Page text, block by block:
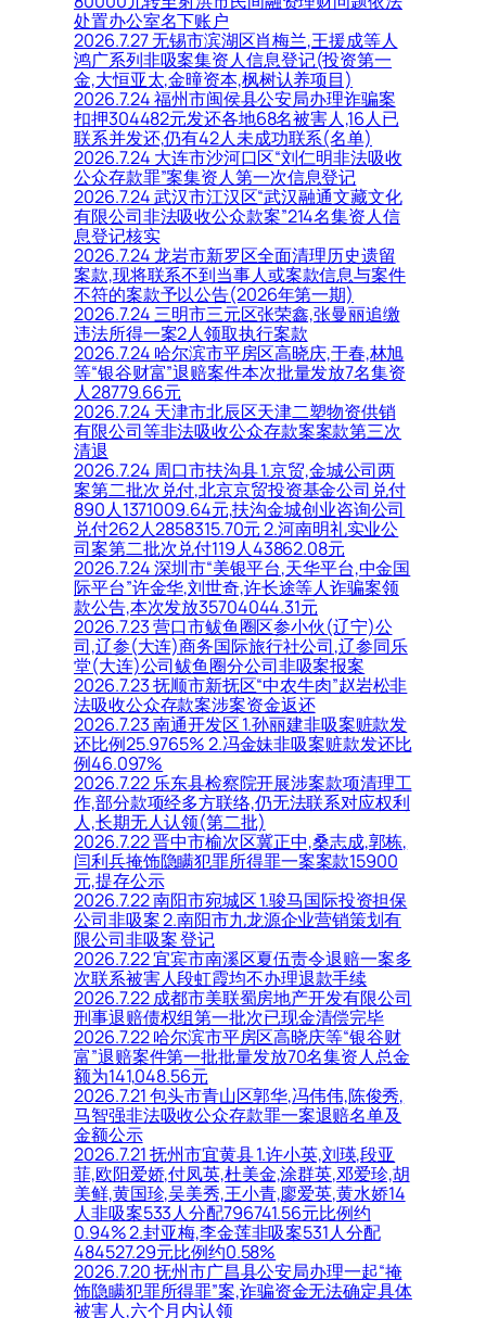
处置办公室名下账户
2026.7.27 无锡市滨湖区肖梅兰,王援成等人
鸿广系列非吸案集资人信息登记(投资第一
金,大恒亚太,金曈资本,枫树认养项目)
2026.7.24 福州市闽侯县公安局办理诈骗案
扣押304482元发还各地68名被害人,16人已
联系并发还,仍有42人未成功联系(名单)
2026.7.24 大连市沙河口区“刘仁明非法吸收
公众存款罪”案集资人第一次信息登记
2026.7.24 武汉市江汉区“武汉融通文藏文化
有限公司非法吸收公众款案”214名集资人信
息登记核实
2026.7.24 龙岩市新罗区全面清理历史遗留
案款,现将联系不到当事人或案款信息与案件
不符的案款予以公告(2026年第一期)
2026.7.24 三明市三元区张荣鑫,张曼丽追缴
违法所得一案2人领取执行案款
2026.7.24 哈尔滨市平房区高晓庆,于春,林旭
等“银谷财富”退赔案件本次批量发放7名集资
人28779.66元
2026.7.24 天津市北辰区天津二塑物资供销
有限公司等非法吸收公众存款案案款第三次
清退
2026.7.24 周口市扶沟县 1.京贸,金城公司两
案第二批次兑付,北京京贸投资基金公司兑付
890人1371009.64元,扶沟金城创业咨询公司
兑付262人2858315.70元 2.河南明礼实业公
司案第二批次兑付119人43862.08元
2026.7.24 深圳市“美银平台,天华平台,中金国
际平台”许金华,刘世奇,许长途等人诈骗案领
款公告,本次发放35704044.31元
2026.7.23 营口市鲅鱼圈区参小伙(辽宁)公
司,辽参(大连)商务国际旅行社公司,辽参同乐
堂(大连)公司鲅鱼圈分公司非吸案报案
2026.7.23 抚顺市新抚区“中农牛肉”赵岩松非
法吸收公众存款案涉案资金返还
2026.7.23 南通开发区 1.孙丽建非吸案赃款发
还比例25.9765% 2.冯金妹非吸案赃款发还比
例46.097%
2026.7.22 乐东县检察院开展涉案款项清理工
作,部分款项经多方联络,仍无法联系对应权利
人,长期无人认领(第二批)
2026.7.22 晋中市榆次区冀正中,桑志成,郭栋,
闫利兵掩饰隐瞒犯罪所得罪一案案款15900
元,提存公示
2026.7.22 南阳市宛城区 1.骏马国际投资担保
公司非吸案 2.南阳市九龙源企业营销策划有
限公司非吸案 登记
2026.7.22 宜宾市南溪区夏伍责令退赔一案多
次联系被害人段虹霞均不办理退款手续
2026.7.22 成都市美联蜀房地产开发有限公司
刑事退赔债权组第一批次已现金清偿完毕
2026.7.22 哈尔滨市平房区高晓庆等“银谷财
富”退赔案件第一批批量发放70名集资人总金
额为141,048.56元
2026.7.21 包头市青山区郭华,冯伟伟,陈俊秀,
马智强非法吸收公众存款罪一案退赔名单及
金额公示
2026.7.21 抚州市宜黄县 1.许小英,刘瑛,段亚
菲,欧阳爱娇,付凤英,杜美金,涂群英,邓爱珍,胡
美鲜,黄国珍,吴美秀,王小青,廖爱英,黄水娇14
人非吸案533人分配796741.56元比例约
0.94% 2.封亚梅,李金莲非吸案531人分配
484527.29元比例约0.58%
2026.7.20 抚州市广昌县公安局办理一起“掩
饰隐瞒犯罪所得罪”案,诈骗资金无法确定具体
被害人,六个月内认领